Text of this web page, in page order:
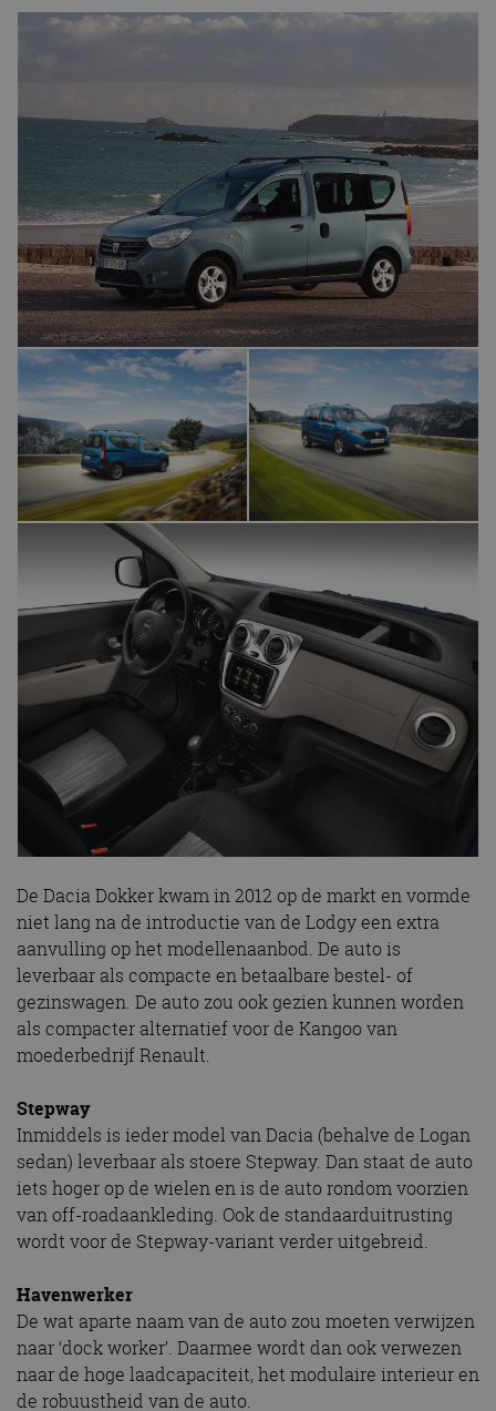
De Dacia Dokker kwam in 2012 op de markt en vormde
niet lang na de introductie van de Lodgy een extra
aanvulling op het modellenaanbod. De auto is
leverbaar als compacte en betaalbare bestel- of
gezinswagen. De auto zou ook gezien kunnen worden
als compacter alternatief voor de Kangoo van
moederbedrijf Renault.
Stepway
Inmiddels is ieder model van Dacia (behalve de Logan
sedan) leverbaar als stoere Stepway. Dan staat de auto
iets hoger op de wielen en is de auto rondom voorzien
van off-roadaankleding. Ook de standaarduitrusting
wordt voor de Stepway-variant verder uitgebreid.
Havenwerker
De wat aparte naam van de auto zou moeten verwijzen
naar ‘dock worker’. Daarmee wordt dan ook verwezen
naar de hoge laadcapaciteit, het modulaire interieur en
de robuustheid van de auto.